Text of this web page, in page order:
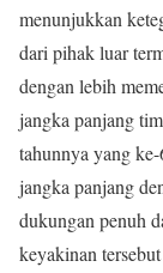
menunjukkan
dari pihak luar
dengan lebih
jangka panjang
tahunnya yang
jangka panjang
dukungan penuh
keyakinan